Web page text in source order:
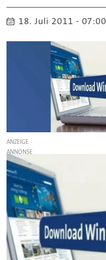
18. Juli 2011 - 07:00
ANZEIGE